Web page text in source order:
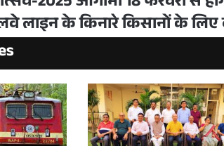
लाइन के किनारे किसानों के